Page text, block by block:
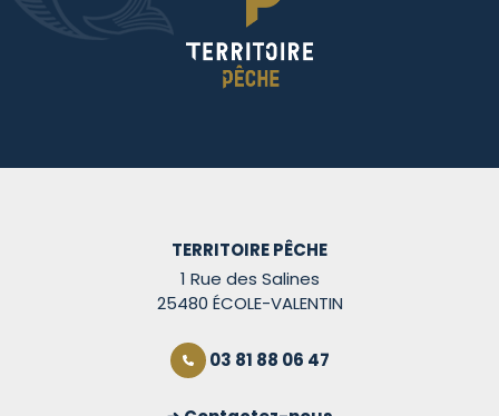
TERRITOIRE PÊCHE
1 Rue des Salines
25480 ÉCOLE-VALENTIN
03 81 88 06 47